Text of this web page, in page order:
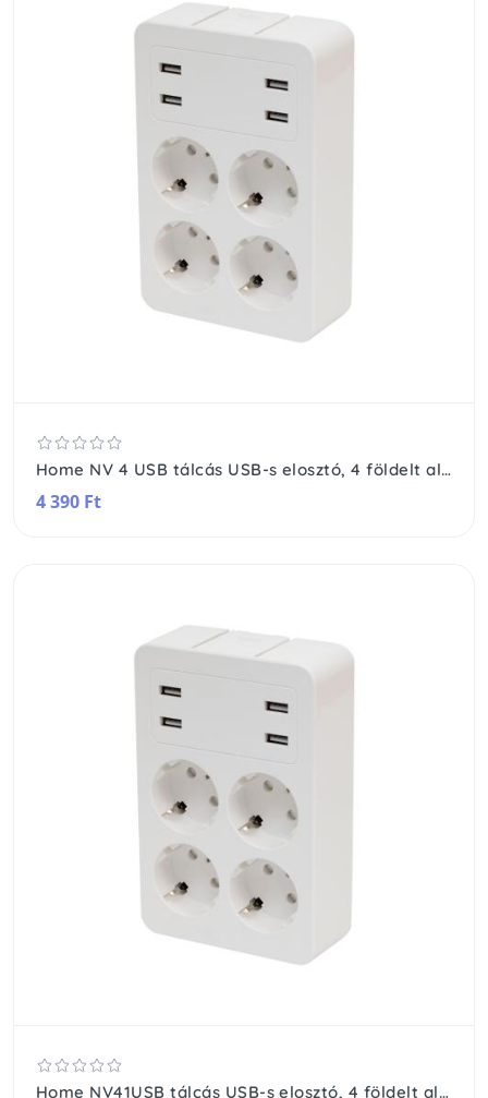
Home NV 4 USB tálcás USB-s elosztó, 4 földelt aljzat, 4 USB aljzat össz 2,4A, elforgatható csatlakozódugó, max.3680W
4 390 Ft
Home NV41USB tálcás USB-s elosztó, 4 földelt aljzat, 4 USB aljzat össz. 1,9A, elforgatható csatlakozódugó, max.3680W,